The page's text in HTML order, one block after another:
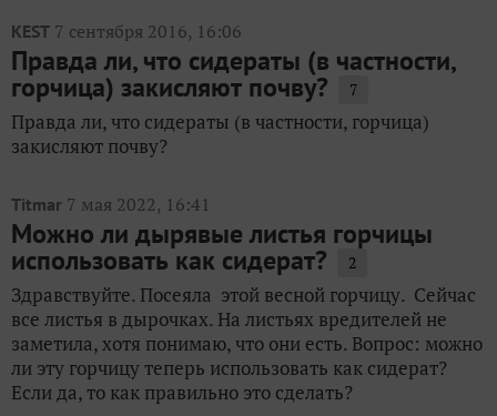
KEST 7 сентября 2016, 16:06
Правда ли, что сидераты (в частности,
горчица) закисляют почву? 7
Правда ли, что сидераты (в частности, горчица)
закисляют почву?
Titmar 7 мая 2022, 16:41
Можно ли дырявые листья горчицы
использовать как сидерат? 2
Здравствуйте. Посеяла этой весной горчицу. Сейчас
все листья в дырочках. На листьях вредителей не
заметила, хотя понимаю, что они есть. Вопрос: можно
ли эту горчицу теперь использовать как сидерат?
Если да, то как правильно это сделать?